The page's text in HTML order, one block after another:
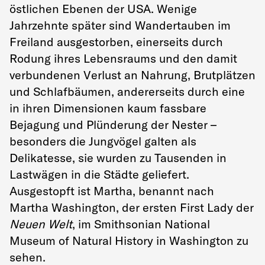
östlichen Ebenen der USA. Wenige
Jahrzehnte später sind Wandertauben im
Freiland ausgestorben, einerseits durch
Rodung ihres Lebensraums und den damit
verbundenen Verlust an Nahrung, Brutplätzen
und Schlafbäumen, andererseits durch eine
in ihren Dimensionen kaum fassbare
Bejagung und Plünderung der Nester –
besonders die Jungvögel galten als
Delikatesse, sie wurden zu Tausenden in
Lastwägen in die Städte geliefert.
Ausgestopft ist Martha, benannt nach
Martha Washington, der ersten First Lady der
Neuen Welt, im Smithsonian National
Museum of Natural History in Washington zu
sehen.